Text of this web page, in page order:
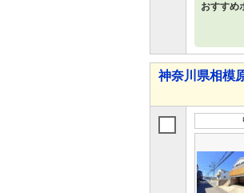
おすすめ
神奈川県相模